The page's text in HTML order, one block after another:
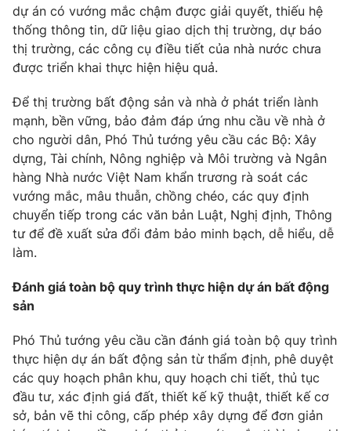
Photo Infographic
Video Shorts video
VTV Money VTV Thể thao
VTV Sức khoẻ Bất động sản
Thị trường 24h Tấm lòng Việt
VTV4
VTV9
Liên hệ tòa soạn English
dự án có vướng mắc chậm được giải quyết, thiếu hệ
thống thông tin, dữ liệu giao dịch thị trường, dự báo
thị trường, các công cụ điều tiết của nhà nước chưa
được triển khai thực hiện hiệu quả.
Để thị trường bất động sản và nhà ở phát triển lành
mạnh, bền vững, bảo đảm đáp ứng nhu cầu về nhà ở
cho người dân, Phó Thủ tướng yêu cầu các Bộ: Xây
dựng, Tài chính, Nông nghiệp và Môi trường và Ngân
hàng Nhà nước Việt Nam khẩn trương rà soát các
vướng mắc, mâu thuẫn, chồng chéo, các quy định
chuyển tiếp trong các văn bản Luật, Nghị định, Thông
tư để đề xuất sửa đổi đảm bảo minh bạch, dễ hiểu, dễ
làm.
Đánh giá toàn bộ quy trình thực hiện dự án bất động
sản
Phó Thủ tướng yêu cầu cần đánh giá toàn bộ quy trình
thực hiện dự án bất động sản từ thẩm định, phê duyệt
các quy hoạch phân khu, quy hoạch chi tiết, thủ tục
đầu tư, xác định giá đất, thiết kế kỹ thuật, thiết kế cơ
sở, bản vẽ thi công, cấp phép xây dựng để đơn giản